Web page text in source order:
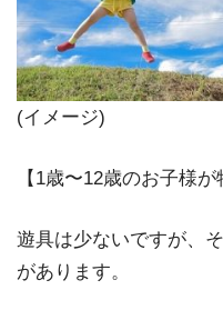
(イメージ)
【1歳〜12歳のお子様
遊具は少ないですが、
があります。